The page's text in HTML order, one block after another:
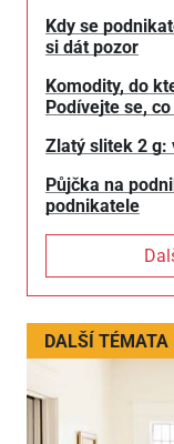
Kdy se
si dát pozor
Komodity, do
Podívejte se,
Zlatý slitek 2 g:
Půjčka na
podnikatele
DALŠÍ TÉMATA